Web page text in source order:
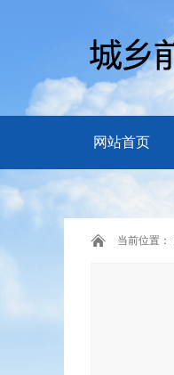
网站首页
当前位置：